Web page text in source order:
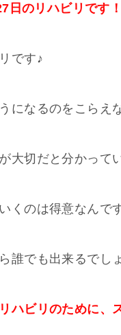
日のリハビリです！
です♪
になるのをこらえ
大切だと分かって
くのは得意なんで
誰でも出来るでし
リハビリのために、